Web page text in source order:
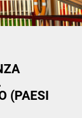
(PAESI